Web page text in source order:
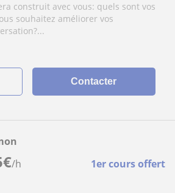
construit avec vous: quels sont vos
souhaitez améliorer vos
Contacter
€/h 1er cours offert